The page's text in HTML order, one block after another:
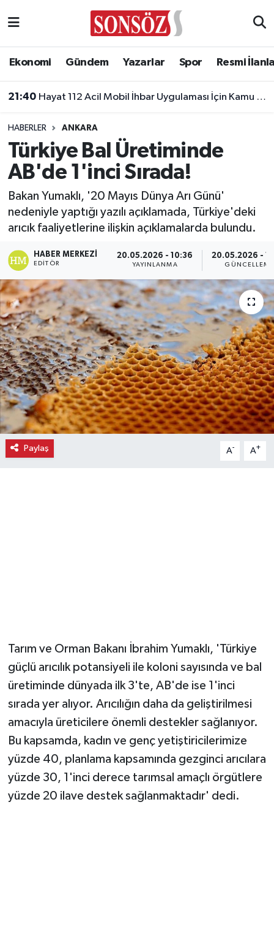
Ekonomi Gündem Yazarlar Spor Resmi
21:30 Bakan Yusuf Tekin: Sınav Sisteminde Değişiklik Yok, Sorular Yeni Müfredata Uygun Olacak
HABERLER ANKARA
Türkiye Bal Üretiminde
AB'de 1'inci Sırada!
Bakan Yumaklı, '20 Mayıs Dünya Arı Günü'
nedeniyle yaptığı yazılı açıklamada, Türkiye'deki
arıcık faaliyetlerine ilişkin açıklamalarda bulundu.
HABER MERKEZI
EDITÖR
20.05.2026 - 10:36
YAYINLANMA
20.05.2026 -
GÜNCELLEME
Paylaş A- A+
Tarım ve Orman Bakanı İbrahim Yumaklı, 'Türkiye
güçlü arıcılık potansiyeli ile koloni sayısında ve bal
üretiminde dünyada ilk 3'te, AB'de ise 1'inci
sırada yer alıyor. Arıcılığın daha da geliştirilmesi
amacıyla üreticilere önemli destekler sağlanıyor.
Bu kapsamda, kadın ve genç yetiştiricilerimize
yüzde 40, planlama kapsamında gezginci arıcılara
yüzde 30, 1'inci derece tarımsal amaçlı örgütlere
yüzde 20 ilave destek sağlanmaktadır' dedi.
Asayiş
Biyografi
Çevre
Diğer
Dünya
Eğitim
Ekonomi
Eleman
Emlak
Gündem
Gurme
Haber
Seri İlan
Siyaset
Sokak Hayvanlarını Sahiplendirme
Sonsöz Özel
Spor
Ankara Nöbetçi Eczaneler
Ankara Trafik Yoğunluk Haritası
Süper Lig Puan Durumu ve Fikstür
Tüm Manşetler
Son Dakika Haberleri
Haber Arşivi